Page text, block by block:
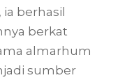
berhasil
berkat
almarhum
sumber